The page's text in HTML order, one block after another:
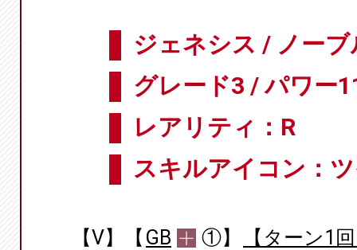
ジェネシス / ノーブ
グレード3 / パワー
レアリティ：R
スキルアイコン：
【V】【 GB ①】
【ターン1